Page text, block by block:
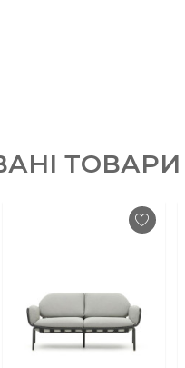
ТОВАРИ